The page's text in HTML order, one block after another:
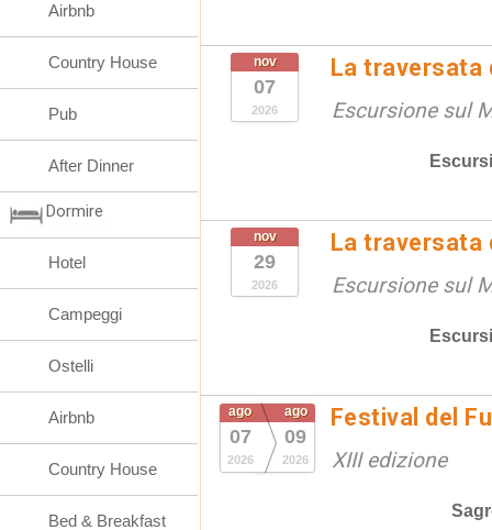
nov
07
2026
La traversata
Escursione sul
nov
29
2026
La traversata
Escursione sul
ago
07
2026
ago
09
2026
Festival del
XIII edizione
Airbnb
Country House
Pub
After Dinner
Dormire
Hotel
Campeggi
Ostelli
Airbnb
Country House
Bed & Breakfast